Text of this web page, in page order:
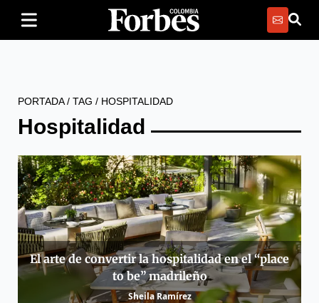
PORTADA/ TAG / HOSPITALIDAD
Hospitalidad
El arte de convertir la hospitalidad en el “place
to be” madrileño
Sheila Ramírez